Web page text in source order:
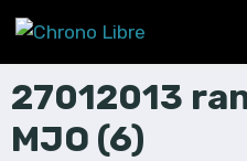
27012013
MJO (6)